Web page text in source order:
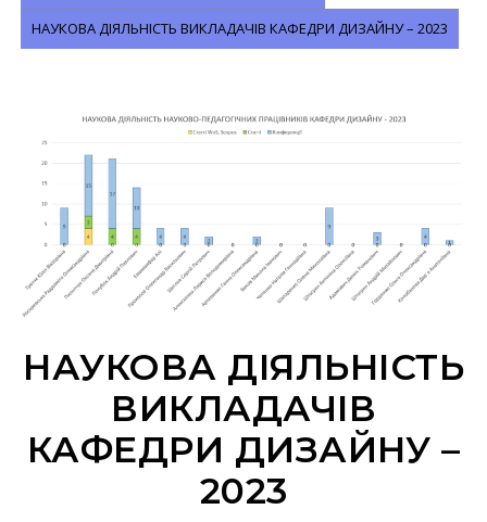
НАУКОВА ДІЯЛЬНІСТЬ ВИКЛАДАЧІВ КАФЕДРИ ДИЗАЙНУ – 2023
НАУКОВА ДІЯЛЬНІСТЬ
ВИКЛАДАЧІВ
КАФЕДРИ ДИЗАЙНУ –
2023